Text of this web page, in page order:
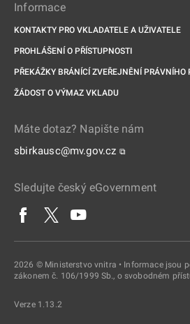
Informace
KONTAKTY PRO VKLADATELE A UŽIVATELE
PROHLÁŠENÍ O PŘÍSTUPNOSTI
PŘEKÁŽKY BRÁNÍCÍ ZVEŘEJNĚNÍ PRÁVNÍHO
ŽÁDOST O VÝMAZ VKLADU
Máte dotaz? Napište nám
sbirkausc@mv.gov.cz ⧉
Sledujte český eGovernment
2026 © Ministerstvo vnitra • Informace jsou
zákonem č. 106/1999 Sb., o svobodném
Verze 1.13.2